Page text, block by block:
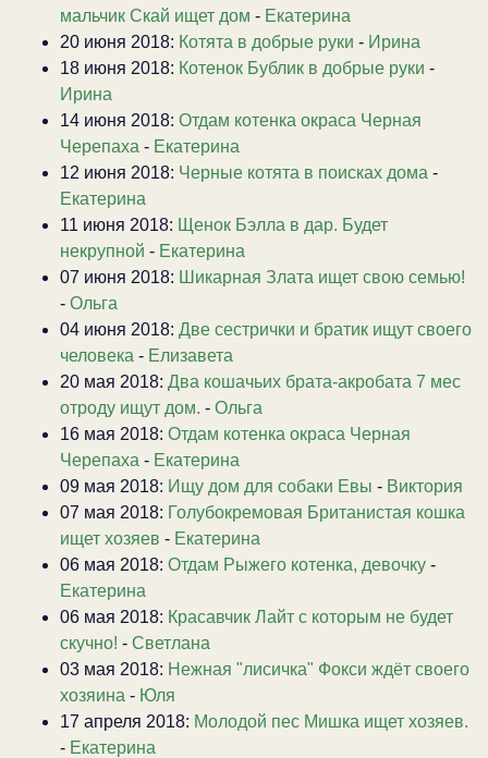
мальчик Скай ищет дом - Екатерина
20 июня 2018: Котята в добрые руки - Ирина
18 июня 2018: Котенок Бублик в добрые руки -
Ирина
14 июня 2018: Отдам котенка окраса Черная
Черепаха - Екатерина
12 июня 2018: Черные котята в поисках дома -
Екатерина
11 июня 2018: Щенок Бэлла в дар. Будет
некрупной - Екатерина
07 июня 2018: Шикарная Злата ищет свою семью!
- Ольга
04 июня 2018: Две сестрички и братик ищут своего
человека - Елизавета
20 мая 2018: Два кошачьих брата-акробата 7 мес
отроду ищут дом. - Ольга
16 мая 2018: Отдам котенка окраса Черная
Черепаха - Екатерина
09 мая 2018: Ищу дом для собаки Евы - Виктория
07 мая 2018: Голубокремовая Британистая кошка
ищет хозяев - Екатерина
06 мая 2018: Отдам Рыжего котенка, девочку -
Екатерина
06 мая 2018: Красавчик Лайт с которым не будет
скучно! - Светлана
03 мая 2018: Нежная "лисичка" Фокси ждёт своего
хозяина - Юля
17 апреля 2018: Молодой пес Мишка ищет хозяев.
- Екатерина